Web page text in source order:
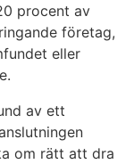
procent av
företag,
eller
av ett
om rätt att dra